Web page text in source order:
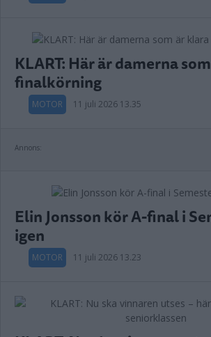
KLART: Här är damerna
finalkörning
MOTOR 11 juli 2026 13.35
Annons:
Elin Jonsson kör A-final i
igen
MOTOR 11 juli 2026 13.23